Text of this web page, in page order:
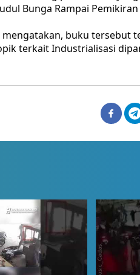
Bunga Rampai Pemikiran
mengatakan, buku tersebut
terkait Industrialisasi